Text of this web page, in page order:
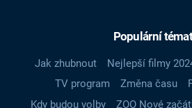
Populární
Jak zhubnout Nejlepší filmy
TV program
Změna času
Kdy budou volby
ZOO Nové